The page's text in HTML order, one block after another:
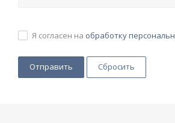
Я согласен на обработку
Сбросить